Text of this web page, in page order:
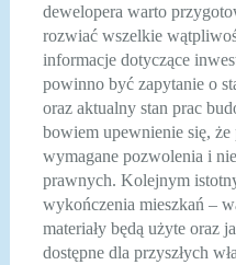
dewelopera warto
rozwiać wszelkie
informacje dotyczące
powinno być zapytanie o
oraz aktualny stan prac
bowiem upewnienie się,
wymagane pozwolenia i
prawnych. Kolejnym
wykończenia mieszkań –
materiały będą użyte oraz
dostępne dla przyszłych